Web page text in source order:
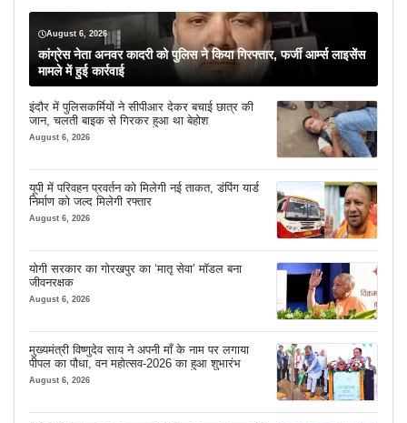
August 6, 2026
कांग्रेस नेता अनवर कादरी को पुलिस ने किया गिरफ्तार, फर्जी आर्म्स लाइसेंस
मामले में हुई कार्रवाई
इंदौर में पुलिसकर्मियों ने सीपीआर देकर बचाई छात्र की
जान, चलती बाइक से गिरकर हुआ था बेहोश
August 6, 2026
यूपी में परिवहन प्रवर्तन को मिलेगी नई ताकत, डंपिंग यार्ड
निर्माण को जल्द मिलेगी रफ्तार
August 6, 2026
योगी सरकार का गोरखपुर का ‘मातृ सेवा’ मॉडल बना
जीवनरक्षक
August 6, 2026
मुख्यमंत्री विष्णुदेव साय ने अपनी माँ के नाम पर लगाया
पीपल का पौधा, वन महोत्सव-2026 का हुआ शुभारंभ
August 6, 2026